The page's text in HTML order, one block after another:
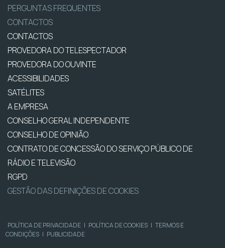
PERGUNTAS FREQUENTES
CONTACTOS
CONTACTOS
PROVEDORA DO TELESPECTADOR
PROVEDORA DO OUVINTE
ACESSIBILIDADES
SATÉLITES
A EMPRESA
CONSELHO GERAL INDEPENDENTE
CONSELHO DE OPINIÃO
CONTRATO DE CONCESSÃO DO SERVIÇO PÚBLICO DE
RÁDIO E TELEVISÃO
RGPD
GESTÃO DAS DEFINIÇÕES DE COOKIES
POLÍTICA DE PRIVACIDADE | POLÍTICA DE COOKIES | TERMOS E
CONDIÇÕES | PUBLICIDADE